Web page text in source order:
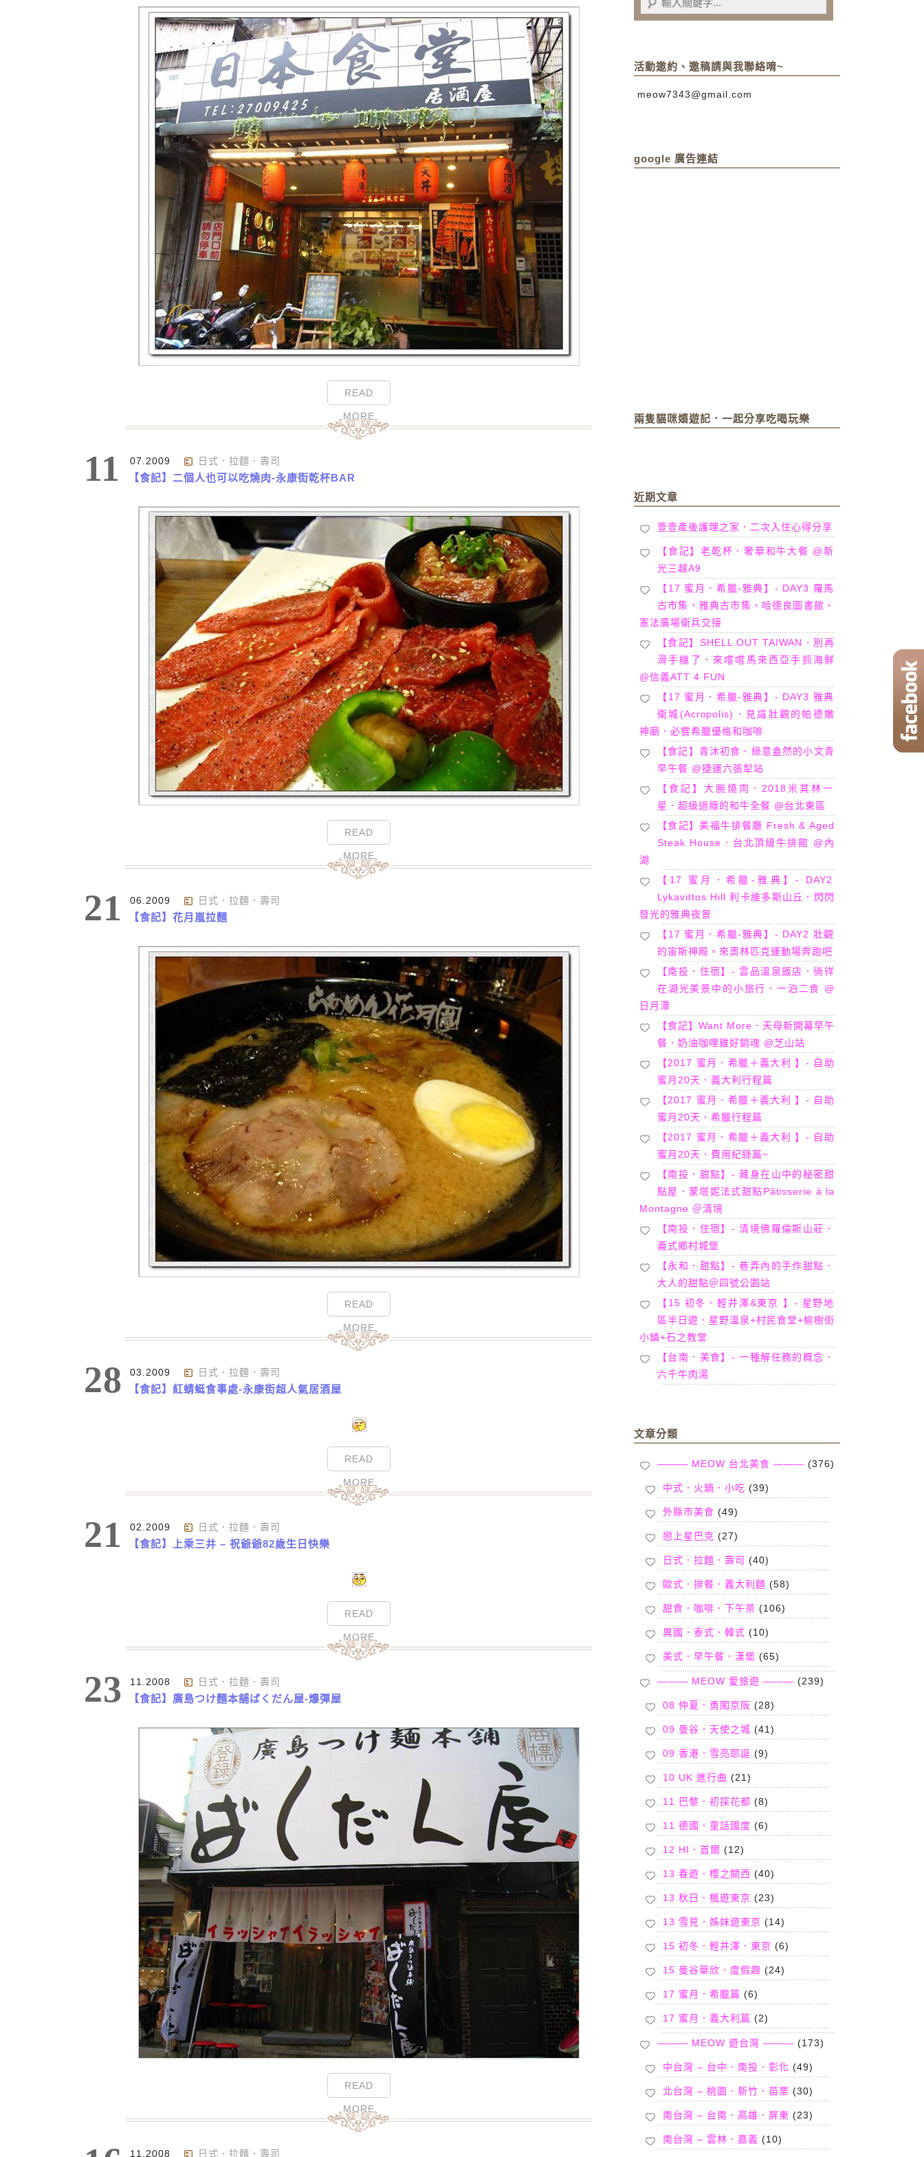
READ
MORE
11 07.2009 日式．拉麵．壽司
【食記】二個人也可以吃燒肉-永康街乾杯BAR
READ
MORE
21 06.2009 日式．拉麵．壽司
【食記】花月嵐拉麵
READ
MORE
28 03.2009 日式．拉麵．壽司
【食記】紅蜻蜓食事處-永康街超人氣居酒屋
READ
MORE
21 02.2009 日式．拉麵．壽司
【食記】上乘三井 – 祝爺爺82歲生日快樂
READ
MORE
23 11.2008 日式．拉麵．壽司
【食記】廣島つけ麵本舖ばくだん屋-爆彈屋
READ
MORE
11.2008 日式．拉麵．壽司
活動邀約、邀稿請與我聯絡唷~
meow7343@gmail.com
google 廣告連結
兩隻貓咪嬉遊記．一起分享吃喝玩樂
近期文章
壹壹產後護理之家．二次入住心得分享
【食記】老乾杯．奢華和牛大餐 @新
光三越A9
【17 蜜月．希臘-雅典】- DAY3 羅馬
古市集、雅典古市集、哈德良圖書館、
憲法廣場衛兵交接
【食記】SHELL OUT TAIWAN．別再
滑手機了．來嚐嚐馬來西亞手抓海鮮
@信義ATT 4 FUN
【17 蜜月．希臘-雅典】- DAY3 雅典
衛城(Acropolis)．見識壯觀的帕德嫩
神廟．必嘗希臘優格和咖啡
【食記】青沐初食．綠意盎然的小文青
早午餐 @捷運六張犁站
【食記】大腕燒肉．2018米其林一
星．超級過癮的和牛全餐 @台北東區
【食記】美福牛排餐廳 Fresh & Aged
Steak House．台北頂級牛排館 @內
湖
【17 蜜月．希臘-雅典】- DAY2
Lykavittos Hill 利卡維多斯山丘．閃閃
發光的雅典夜景
【17 蜜月．希臘-雅典】- DAY2 壯觀
的宙斯神殿。來奧林匹克運動場奔跑吧
【南投．住宿】- 雲品溫泉飯店．徜徉
在湖光美景中的小旅行．一泊二食 @
日月潭
【食記】Want More．天母新開幕早午
餐．奶油咖哩雞好銷魂 @芝山站
【2017 蜜月．希臘＋義大利 】- 自助
蜜月20天．義大利行程篇
【2017 蜜月．希臘＋義大利 】- 自助
蜜月20天．希臘行程篇
【2017 蜜月．希臘＋義大利 】- 自助
蜜月20天．費用紀錄篇~
【南投．甜點】- 藏身在山中的秘密甜
點屋．蒙塔妮法式甜點Pâtisserie à la
Montagne ＠清境
【南投．住宿】- 清境佛羅倫斯山莊．
義式鄉村城堡
【永和．甜點】- 巷弄內的手作甜點．
大人的甜點＠四號公園站
【15 初冬．輕井澤&東京 】- 星野地
區半日遊．星野溫泉+村民食堂+榆樹街
小鎮+石之教堂
【台南．美食】- 一種解任務的概念．
六千牛肉湯
文章分類
——— MEOW 台北美食 ——— (376)
中式．火鍋．小吃 (39)
外縣市美食 (49)
戀上星巴克 (27)
日式．拉麵．壽司 (40)
歐式．排餐．義大利麵 (58)
甜食．咖啡．下午茶 (106)
異國．泰式．韓式 (10)
美式．早午餐．漢堡 (65)
——— MEOW 愛旅遊 ——— (239)
08 仲夏．勇闖京阪 (28)
09 曼谷．天使之城 (41)
09 香港．雪亮耶誕 (9)
10 UK 進行曲 (21)
11 巴黎．初探花都 (8)
11 德國．童話國度 (6)
12 HI．首爾 (12)
13 春遊．櫻之關西 (40)
13 秋日．楓遊東京 (23)
13 雪見．姊妹遊東京 (14)
15 初冬．輕井澤．東京 (6)
15 曼谷華欣．度假趣 (24)
17 蜜月．希臘篇 (6)
17 蜜月．義大利篇 (2)
——— MEOW 遊台灣 ——— (173)
中台灣 – 台中．南投．彰化 (49)
北台灣 – 桃園．新竹．苗栗 (30)
南台灣 – 台南．高雄．屏東 (23)
南台灣 – 雲林．嘉義 (10)